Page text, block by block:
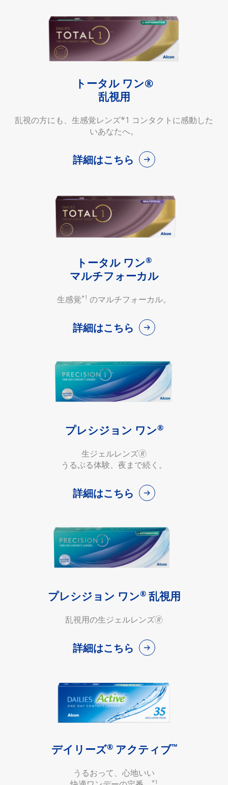
トータル ワン®
乱視用
乱視の方にも、生感覚レンズ*1 コンタクトに感動した
いあなたへ。
詳細はこちら
トータル ワン®
マルチフォーカル
生感覚*1 のマルチフォーカル。
詳細はこちら
プレシジョン ワン®
生ジェルレンズ🄬
うるぷる体験、夜まで続く。
詳細はこちら
プレシジョン ワン®乱視用
乱視用の生ジェルレンズ🄬
詳細はこちら
デイリーズ®アクティブ™
うるおって、心地いい
*1